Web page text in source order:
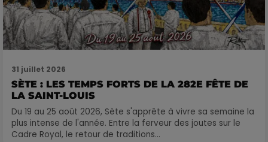
31 juillet 2026
SÈTE : LES TEMPS FORTS DE LA 282E FÊTE DE
LA SAINT-LOUIS
Du 19 au 25 août 2026, Sète s'apprête à vivre sa semaine la
plus intense de l'année. Entre la ferveur des joutes sur le
Cadre Royal, le retour de traditions...